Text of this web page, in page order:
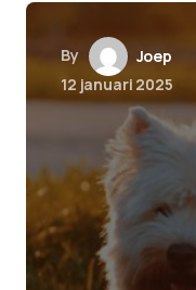
By
Joep
12 januari 2025